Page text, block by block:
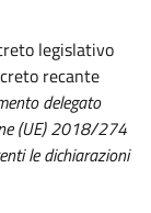
legislativo
recante
delegato
(UE) 2018/274
le dichiarazioni